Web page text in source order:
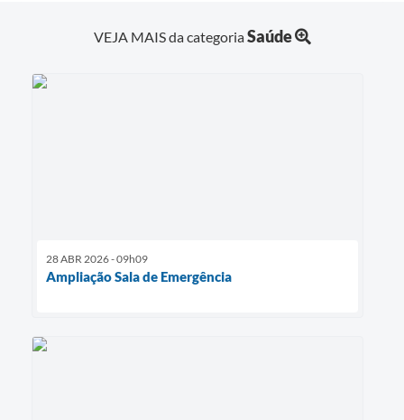
VEJA MAIS da categoriaSaúde
28 ABR 2026 - 09h09
Ampliação Sala de Emergência